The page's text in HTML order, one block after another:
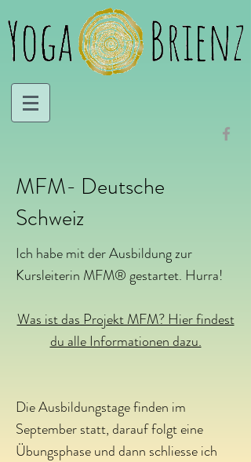
MFM- Deutsche
Schweiz
Ich habe mit der Ausbildung zur
Kursleiterin MFM® gestartet. Hurra!
Was ist das Projekt MFM? Hier findest
du alle Informationen dazu.
Die Ausbildungstage finden im
September statt, darauf folgt eine
Übungsphase und dann schliesse ich